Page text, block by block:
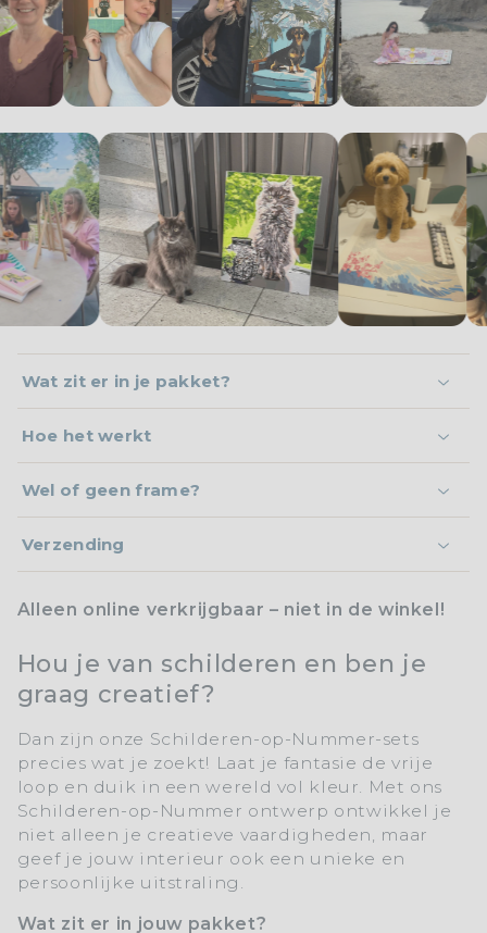
Wat zit er in je pakket?
Hoe het werkt
Wel of geen frame?
Verzending
Alleen online verkrijgbaar – niet in de winkel!
Hou je van schilderen en ben je
graag creatief?
Dan zijn onze Schilderen-op-Nummer-sets
precies wat je zoekt! Laat je fantasie de vrije
loop en duik in een wereld vol kleur. Met ons
Schilderen-op-Nummer ontwerp ontwikkel je
niet alleen je creatieve vaardigheden, maar
geef je jouw interieur ook een unieke en
persoonlijke uitstraling.
Wat zit er in jouw pakket?